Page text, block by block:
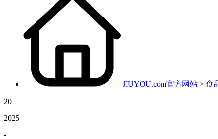
JIUYOU.com官方网站 > 食
20
2025
-